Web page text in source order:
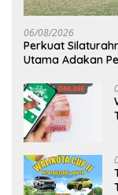
06/08/2026
Perkuat
Utama Adakan